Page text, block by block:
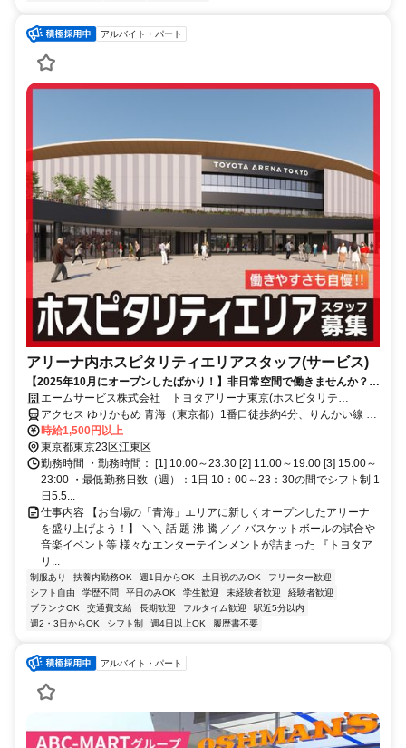
アルバイト・パート
アリーナ内ホスピタリティエリアスタッフ(サービス)
【2025年10月にオープンしたばかり！】非日常空間で働きませんか？週
1日～OK！未経験者も大歓迎！
エームサービス株式会社 トヨタアリーナ東京(ホスピタリテ
ィ)-7497
アクセス ゆりかもめ 青海（東京都）1番口徒歩約4分、りんかい線 東
京テレポートA口徒歩約8分、ゆりかもめ 東京ビッグサイト（ゆりか
もめ）1番口徒歩約12分
時給1,500円以上
東京都東京23区江東区
勤務時間 ・勤務時間： [1] 10:00～23:30 [2] 11:00～19:00 [3] 15:00～
23:00 ・最低勤務日数（週）：1日 10：00～23：30の間でシフト制 1
日5.5...
仕事内容 【お台場の「青海」エリアに新しくオープンしたアリーナ
を盛り上げよう！】 ＼＼ 話 題 沸 騰 ／／ バスケットボールの試合や
音楽イベント等 様々なエンターテインメントが詰まった 『トヨタア
リ...
制服あり 扶養内勤務OK 週1日からOK 土日祝のみOK
フリーター歓迎
シフト自由
学歴不問 平日のみOK 学生歓迎 未経験者歓迎
経験者歓迎
ブランクOK
交通費支給 長期歓迎 フルタイム歓迎
駅近5分以内
週2・3日からOK
シフト制 週4日以上OK 履歴書不要
アルバイト・パート